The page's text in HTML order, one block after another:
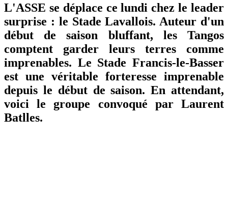
L'ASSE se déplace ce lundi chez le leader
surprise : le Stade Lavallois. Auteur d'un
début de saison bluffant, les Tangos
comptent garder leurs terres comme
imprenables. Le Stade Francis-le-Basser
est une véritable forteresse imprenable
depuis le début de saison. En attendant,
voici le groupe convoqué par Laurent
Batlles.